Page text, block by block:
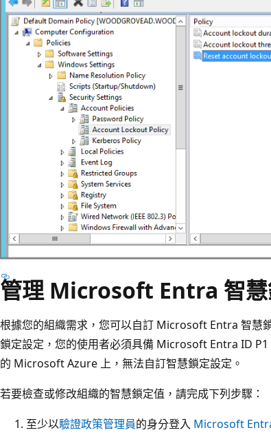
管理 Microsoft Entra 智慧
根據您的組織需求，您可以自訂 Microsoft Entra 智慧
鎖定設定，您的使用者必須具備 Microsoft Entra ID
的 Microsoft Azure 上，無法自訂智慧鎖定設定。
若要檢查或修改組織的智慧鎖定值，請完成下列步驟：
至少以驗證政策管理員的身分登入 Microsoft